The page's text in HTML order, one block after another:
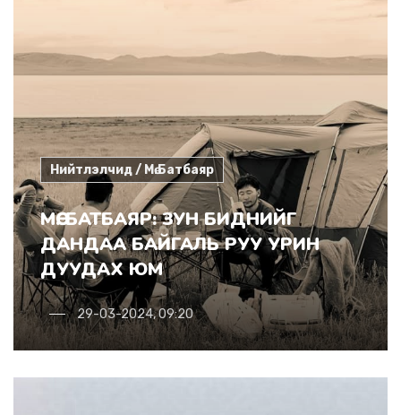
Нийтлэлчид / Мө.Батбаяр
МӨ. БАТБАЯР: ЗУН БИДНИЙГ
ДАНДАА БАЙГАЛЬ РУУ УРИН
ДУУДАХ ЮМ
29-03-2024, 09:20